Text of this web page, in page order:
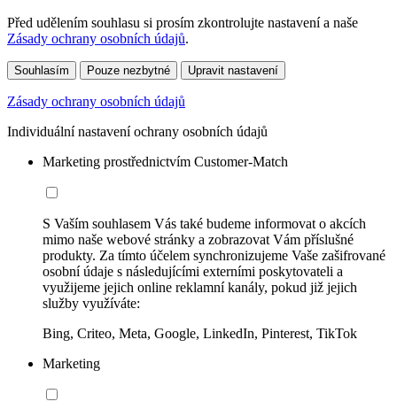
Před udělením souhlasu si prosím zkontrolujte nastavení a naše
Zásady ochrany osobních údajů.
Souhlasím Pouze nezbytné Upravit nastavení
Zásady ochrany osobních údajů
Individuální nastavení ochrany osobních údajů
Marketing prostřednictvím Customer-Match
S Vaším souhlasem Vás také budeme informovat o akcích
mimo naše webové stránky a zobrazovat Vám příslušné
produkty. Za tímto účelem synchronizujeme Vaše zašifrované
osobní údaje s následujícími externími poskytovateli a
využijeme jejich online reklamní kanály, pokud již jejich
služby využíváte:
Bing, Criteo, Meta, Google, LinkedIn, Pinterest, TikTok
Marketing